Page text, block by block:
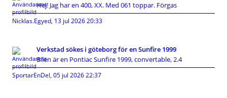
Hej! Jag har en 400, XX. Med 061 toppar. Förgas
Nicklas.Egyed, 13 jul 2026 20:33
Verkstad sökes i göteborg för en Sunfire 1999
Bilen är en Pontiac Sunfire 1999, convertable, 2.4
SportarEnDel, 05 jul 2026 22:37